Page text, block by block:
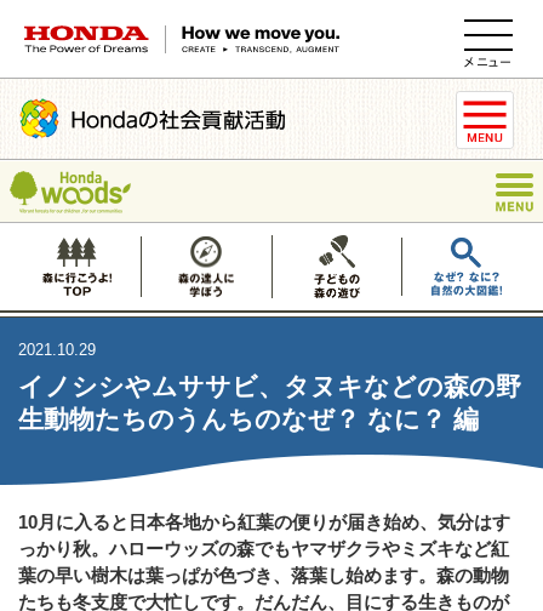
HONDA The Power of Dreams
2021.10.29
イノシシやムササビ、タヌキなどの森の野
生動物たちのうんちのなぜ？ なに？ 編
10月に入ると日本各地から紅葉の便りが届き始め、気分はす
っかり秋。ハローウッズの森でもヤマザクラやミズキなど紅
葉の早い樹木は葉っぱが色づき、落葉し始めます。森の動物
たちも冬支度で大忙しです。だんだん、目にする生きものが